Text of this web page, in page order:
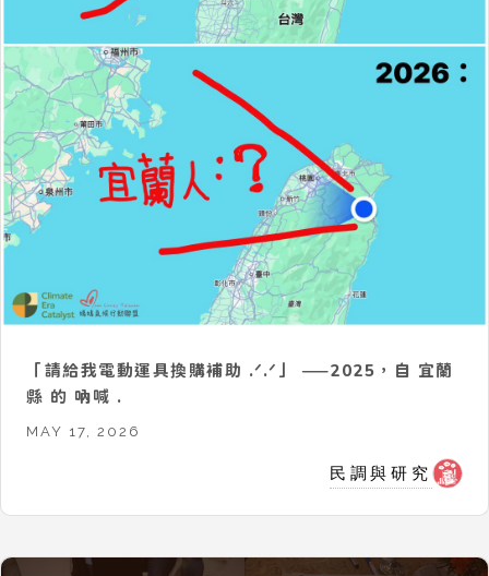
「請給我電動運具換購補助 .ᐟ.ᐟ」 ——2025，自 宜蘭
縣 的 吶喊 .
MAY 17, 2026
民調與研究